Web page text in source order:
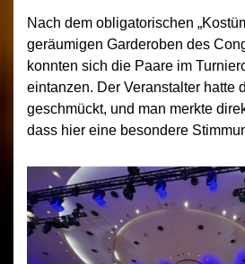
Nach dem obligatorischen
geräumigen Garderoben des
konnten sich die Paare im
eintanzen. Der Veranstalter hatte
geschmückt, und man merkte
dass hier eine besondere